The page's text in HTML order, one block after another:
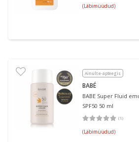
(Läbimüüdud)
Ainult e-apteegis
BABÉ
BABE Super Fluid
SPF50 50 ml
(1)
Keskmine hinnang 5.00
(Läbimüüdud)